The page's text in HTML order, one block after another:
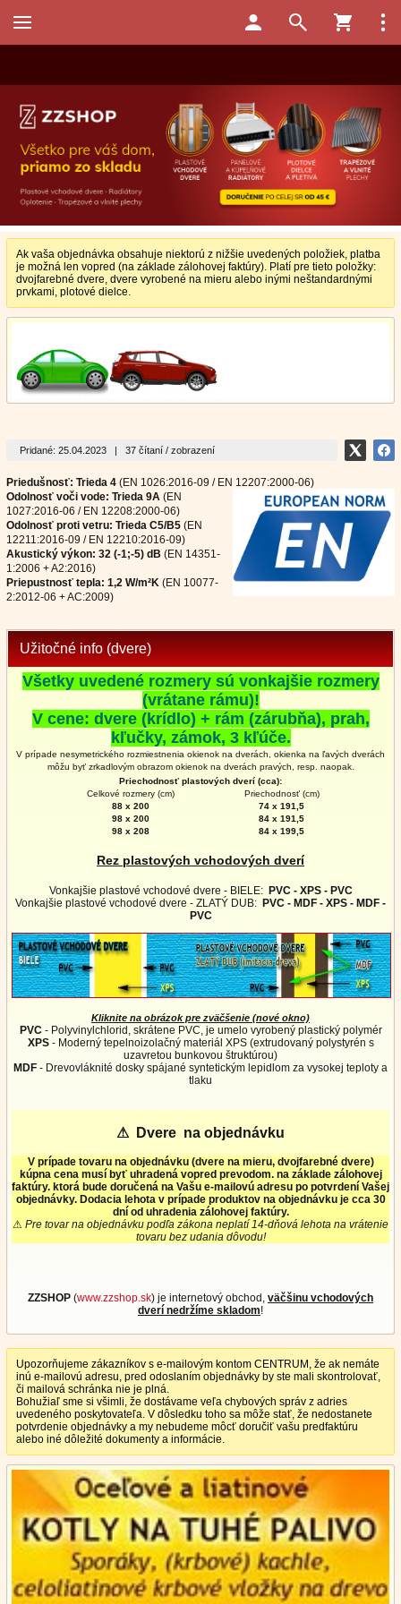
Upozorňujeme zákazníkov s e-mailovým kontom CENTRUM, že ak nemáte
inú e-mailovú adresu, pred odoslaním objednávky by ste mali skontrolovať,
či mailová schránka nie je plná.
Bohužiaľ sme si všimli, že dostávame veľa chybových správ z adries
uvedeného poskytovateľa. V dôsledku toho sa môže stať, že nedostanete
potvrdenie objednávky a my nebudeme môcť doručiť vašu predfaktúru
alebo iné dôležité dokumenty a informácie.
Ak vaša objednávka obsahuje niektorú z nižšie uvedených položiek, platba
je možná len vopred (na základe zálohovej faktúry). Platí pre tieto položky:
dvojfarebné dvere, dvere vyrobené na mieru alebo inými neštandardnými
prvkami, plotové dielce.
Pridané: 25.04.2023 | 37 čítaní / zobrazení
Priedušnosť: Trieda 4 (EN 1026:2016-09 / EN 12207:2000-06)
Odolnosť voči vode: Trieda 9A (EN
1027:2016-06 / EN 12208:2000-06)
Odolnosť proti vetru: Trieda C5/B5 (EN
12211:2016-09 / EN 12210:2016-09)
Akustický výkon: 32 (-1;-5) dB (EN 14351-
1:2006 + A2:2016)
Priepustnosť tepla: 1,2 W/m²K (EN 10077-
2:2012-06 + AC:2009)
Užitočné info (dvere)
Všetky uvedené rozmery sú vonkajšie rozmery
(vrátane rámu)!
V cene: dvere (krídlo) + rám (zárubňa), prah,
kľučky, zámok, 3 kľúče.
V prípade nesymetrického rozmiestnenia okienok na dverách, okienka na ľavých dverách
môžu byť zrkadlovým obrazom okienok na dverách pravých, resp. naopak.
Priechodnosť plastových dverí (cca):
Celkové rozmery (cm)
Priechodnosť (cm)
88 x 200
74 x 191,5
98 x 200
84 x 191,5
98 x 208
84 x 199,5
Rez plastových vchodových dverí
Vonkajšie plastové vchodové dvere - BIELE: PVC - XPS - PVC
Vonkajšie plastové vchodové dvere - ZLATÝ DUB: PVC - MDF - XPS - MDF -
PVC
Kliknite na obrázok pre zväčšenie (nové okno)
PVC- Polyvinylchlorid, skrátene PVC, je umelo vyrobený plastický polymér
XPS- Moderný tepelnoizolačný materiál XPS (extrudovaný polystyrén s
uzavretou bunkovou štruktúrou)
MDF - Drevovláknité dosky spájané syntetickým lepidlom za vysokej teploty a
tlaku
⚠ Dvere na objednávku
V prípade tovaru na objednávku (dvere na mieru, dvojfarebné dvere)
kúpna cena musí byť uhradená vopred prevodom. na základe zálohovej
faktúry. ktorá bude doručená na Vašu e-mailovú adresu po potvrdení Vašej
objednávky. Dodacia lehota v prípade produktov na objednávku je cca 30
dní od uhradenia zálohovej faktúry.
⚠ Pre tovar na objednávku podľa zákona neplatí 14-dňová lehota na vrátenie
tovaru bez udania dôvodu!
ZZSHOP (www.zzshop.sk) je internetový obchod, väčšinu vchodových
dverí nedržíme skladom!